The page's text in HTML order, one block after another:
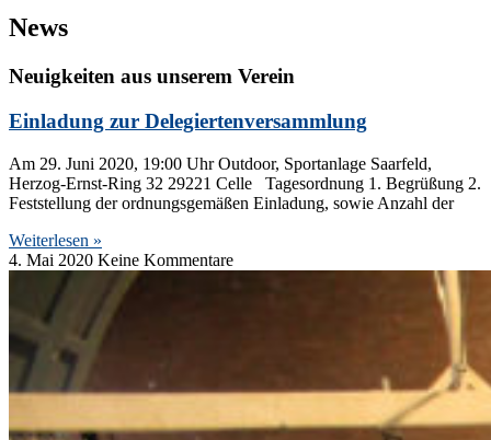
News
Neuigkeiten aus unserem Verein
Einladung zur Delegiertenversammlung
Am 29. Juni 2020, 19:00 Uhr Outdoor, Sportanlage Saarfeld,
Herzog-Ernst-Ring 32 29221 Celle Tagesordnung 1. Begrüßung 2.
Feststellung der ordnungsgemäßen Einladung, sowie Anzahl der
Weiterlesen »
4. Mai 2020 Keine Kommentare